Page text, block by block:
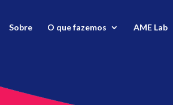
Sobre O que fazemos AME Lab